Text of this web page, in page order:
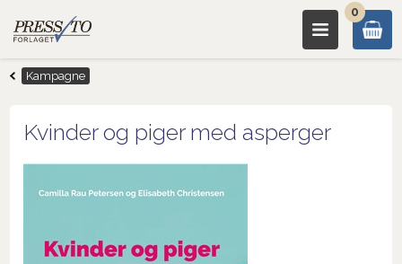
0
Kampagne
Kvinder og piger med asperger